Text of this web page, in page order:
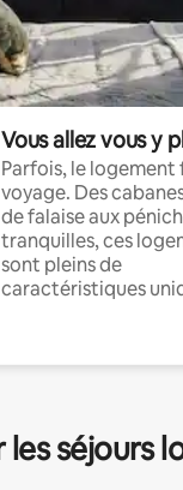
Vous allez vous y
Parfois, le logement
voyage. Des
de falaise aux
tranquilles, ces
sont pleins de
caractéristiques
séjours